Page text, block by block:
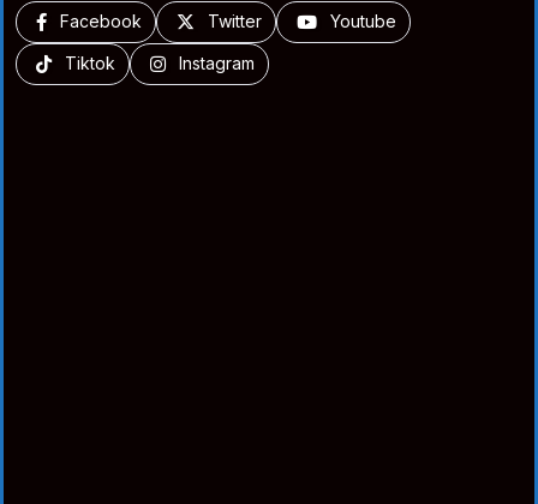
Facebook Twitter Youtube
Tiktok Instagram